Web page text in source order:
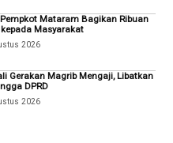
Pempkot Mataram Bagikan Ribuan
Masyarakat
2026
Gerakan Magrib Mengaji, Libatkan
DPRD
2026